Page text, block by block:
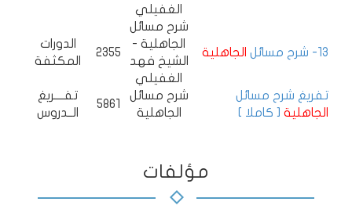
الغفيلي
13- شرح مسائل الجاهلية
شرح مسائل
الجاهلية -
الشيخ فهد
الغفيلي
2355
الدورات
المكثفة
تفريغ شرح مسائل
الجاهلية [ كاملا ]
شرح مسائل
الجاهلية
5861
تفــــريغ
الــدروس
مؤلفات